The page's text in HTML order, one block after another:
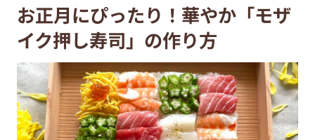
お正月にぴったり！華やか「モザ
イク押し寿司」の作り方